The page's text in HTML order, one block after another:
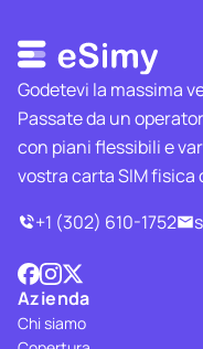
Godetevi la massima
Passate da un
con piani flessibili e
vostra carta SIM fisica
+1 (302) 610-1752
Azienda
Chi siamo